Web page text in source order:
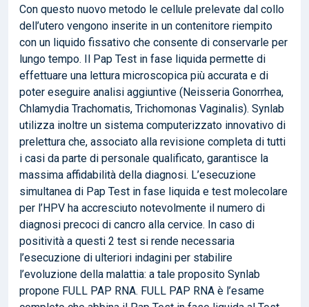
Con questo nuovo metodo le cellule prelevate dal collo
dell’utero vengono inserite in un contenitore riempito
con un liquido fissativo che consente di conservarle per
lungo tempo. Il Pap Test in fase liquida permette di
effettuare una lettura microscopica più accurata e di
poter eseguire analisi aggiuntive (Neisseria Gonorrhea,
Chlamydia Trachomatis, Trichomonas Vaginalis). Synlab
utilizza inoltre un sistema computerizzato innovativo di
prelettura che, associato alla revisione completa di tutti
i casi da parte di personale qualificato, garantisce la
massima affidabilità della diagnosi. L’esecuzione
simultanea di Pap Test in fase liquida e test molecolare
per l’HPV ha accresciuto notevolmente il numero di
diagnosi precoci di cancro alla cervice. In caso di
positività a questi 2 test si rende necessaria
l’esecuzione di ulteriori indagini per stabilire
l’evoluzione della malattia: a tale proposito Synlab
propone FULL PAP RNA. FULL PAP RNA è l’esame